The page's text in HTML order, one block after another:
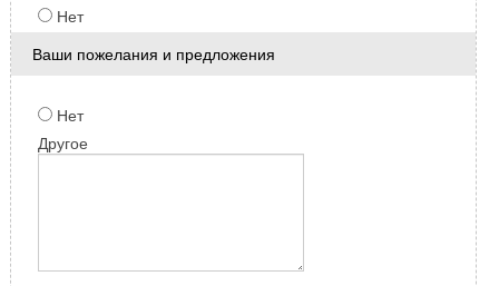
Нет
Ваши пожелания и предложения
Нет
Другое